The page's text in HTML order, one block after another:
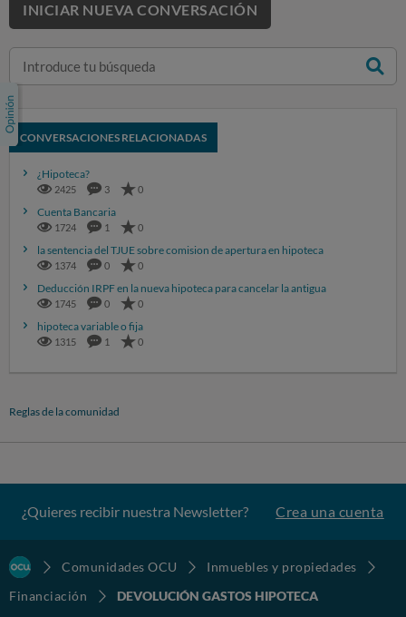
INICIAR NUEVA CONVERSACIÓN
CONVERSACIONES RELACIONADAS
¿Hipoteca?
2425 3 0
Cuenta Bancaria
1724 1 0
la sentencia del TJUE sobre comision de apertura en hipoteca
1374 0 0
Deducción IRPF en la nueva hipoteca para cancelar la antigua
1745 0 0
hipoteca variable o fija
1315 1 0
Reglas de la comunidad
¿Quieres recibir nuestra Newsletter? Crea una cuenta
Comunidades OCU
Inmuebles y propiedades
Financiación
DEVOLUCIÓN GASTOS HIPOTECA